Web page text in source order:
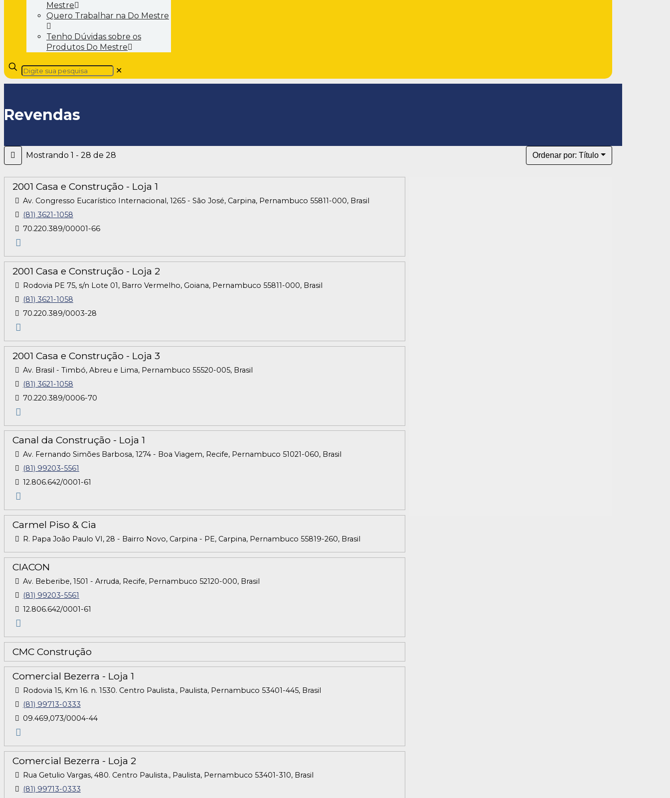
Mestre
Quero Trabalhar na Do Mestre
Tenho Dúvidas sobre os
Produtos Do Mestre
✕
Revendas
Mostrando 1 - 28 de 28 Ordenar por: Título
2001 Casa e Construção - Loja 1
Av. Congresso Eucarístico Internacional, 1265 - São José, Carpina, Pernambuco 55811-000, Brasil
(81) 3621-1058
70.220.389/00001-66
2001 Casa e Construção - Loja 2
Rodovia PE 75, s/n Lote 01, Barro Vermelho, Goiana, Pernambuco 55811-000, Brasil
(81) 3621-1058
70.220.389/0003-28
2001 Casa e Construção - Loja 3
Av. Brasil - Timbó, Abreu e Lima, Pernambuco 55520-005, Brasil
(81) 3621-1058
70.220.389/0006-70
Canal da Construção - Loja 1
Av. Fernando Simões Barbosa, 1274 - Boa Viagem, Recife, Pernambuco 51021-060, Brasil
(81) 99203-5561
12.806.642/0001-61
Carmel Piso & Cia
R. Papa João Paulo VI, 28 - Bairro Novo, Carpina - PE, Carpina, Pernambuco 55819-260, Brasil
CIACON
Av. Beberibe, 1501 - Arruda, Recife, Pernambuco 52120-000, Brasil
(81) 99203-5561
12.806.642/0001-61
CMC Construção
Comercial Bezerra - Loja 1
Rodovia 15, Km 16. n. 1530. Centro Paulista., Paulista, Pernambuco 53401-445, Brasil
(81) 99713-0333
09.469,073/0004-44
Comercial Bezerra - Loja 2
Rua Getulio Vargas, 480. Centro Paulista., Paulista, Pernambuco 53401-310, Brasil
(81) 99713-0333